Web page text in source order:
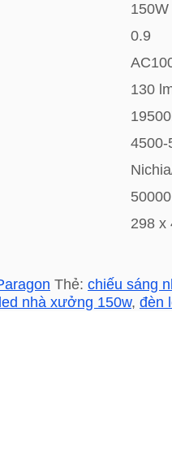
150W
0.9
130
4500-
298 x
Thẻ: chiếu sáng
nhà xưởng 150w, đèn